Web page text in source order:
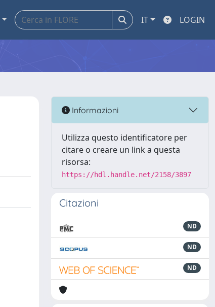
IT LOGIN
Informazioni
Utilizza questo identificatore per
citare o creare un link a questa
risorsa:
https://hdl.handle.net/2158/3897
Citazioni
ND
ND
ND